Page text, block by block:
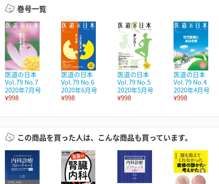
巻号一覧
医道の日本
Vol.79 No.7
2020年7月号
¥998
医道の日本
Vol.79 No.6
2020年6月号
¥998
医道の日本
Vol.79 No.5
2020年5月号
¥998
医道の日本
Vol.79 No.4
2020年4月号
¥998
この商品を買った人は、こんな商品も買っています。